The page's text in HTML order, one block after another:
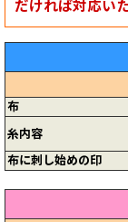
だければ対応いた
布
糸内容
布に刺し始めの印